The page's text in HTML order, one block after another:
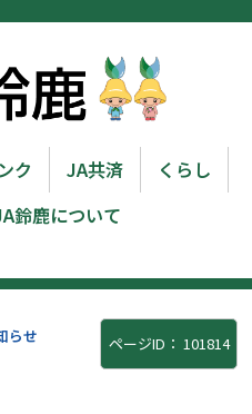
ク JA共済
くらし
鈴鹿について
らせ ページID： 101814